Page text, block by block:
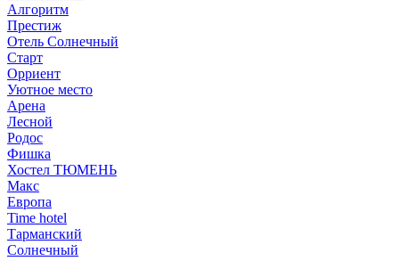
Алгоритм
Престиж
Отель Солнечный
Старт
Орриент
Уютное место
Арена
Лесной
Родос
Фишка
Хостел ТЮМЕНЬ
Макс
Европа
Time hotel
Тарманский
Солнечный